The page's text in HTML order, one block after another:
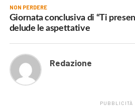
NON PERDERE
Giornata conclusiva di “Ti
delude le aspettative
Redazione
PUBBLICITÀ